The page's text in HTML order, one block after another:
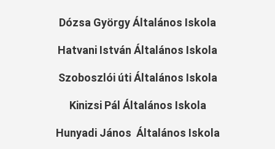
Dózsa György Általános Iskola
Hatvani István Általános Iskola
Szoboszlói úti Általános Iskola
Kinizsi Pál Általános Iskola
Hunyadi János Általános Iskola